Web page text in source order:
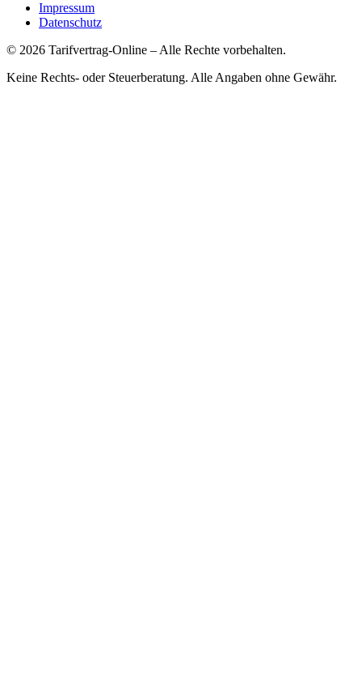
Impressum
Datenschutz
© 2026 Tarifvertrag-Online – Alle Rechte vorbehalten.
Keine Rechts- oder Steuerberatung. Alle Angaben ohne Gewähr.